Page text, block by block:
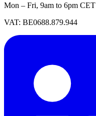
Mon – Fri, 9am to 6pm CET
VAT: BE0688.879.944